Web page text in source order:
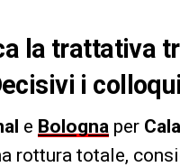
la trattativa
i
e Bologna per
rottura totale,